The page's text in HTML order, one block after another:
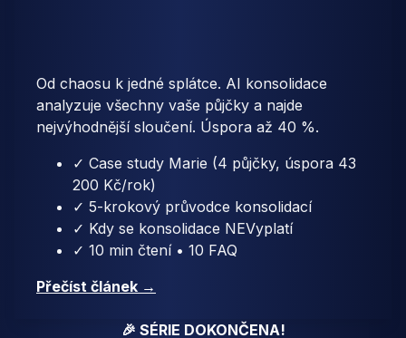
Od chaosu k jedné splátce. AI konsolidace
analyzuje všechny vaše půjčky a najde
nejvýhodnější sloučení. Úspora až 40 %.
✓ Case study Marie (4 půjčky, úspora 43
200 Kč/rok)
✓ 5-krokový průvodce konsolidací
✓ Kdy se konsolidace NEVyplatí
✓ 10 min čtení • 10 FAQ
Přečíst článek →
🎉 SÉRIE DOKONČENA!